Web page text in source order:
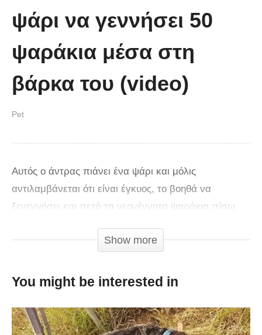
στον κόσμο!! (Video)
ψάρι να γεννήσει 50
ψαράκια μέσα στη
βάρκα του (video)
Pet
Αυτός ο άντρας πιάνει ένα ψάρι και μόλις
αντιλαμβάνεται ότι είναι έγκυος, το βοηθά να
ξεγεννήσει και πετά τα νεογέννητα ψαράκια πίσω
Show more
You might be interested in